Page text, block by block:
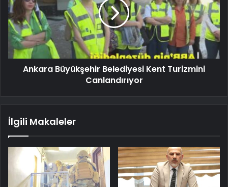
Ankara Büyükşehir Belediyesi Kent Turizmini
Canlandırıyor
İlgili Makaleler